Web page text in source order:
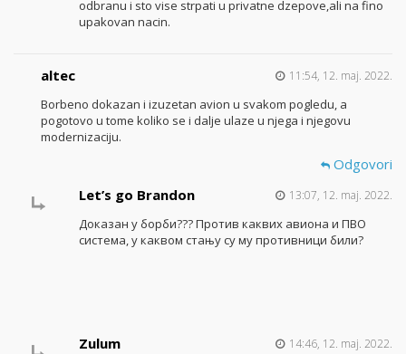
odbranu i sto vise strpati u privatne dzepove,ali na fino
upakovan nacin.
altec 11:54, 12. maj. 2022.
Borbeno dokazan i izuzetan avion u svakom pogledu, a
pogotovo u tome koliko se i dalje ulaze u njega i njegovu
modernizaciju.
Odgovori
Let’s go Brandon
13:07, 12. maj. 2022.
Доказан у борби??? Против каквих авиона и ПВО
система, у каквом стању су му противници били?
Zulum 14:46, 12. maj. 2022.